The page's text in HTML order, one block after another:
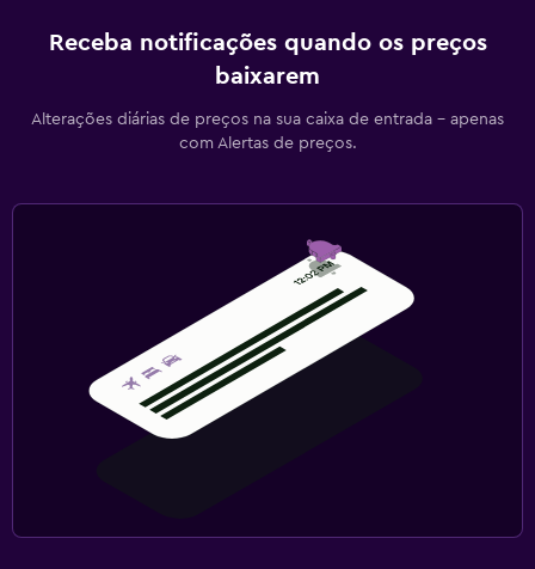
Receba notificações quando os preços
baixarem
Alterações diárias de preços na sua caixa de entrada - apenas
com Alertas de preços.